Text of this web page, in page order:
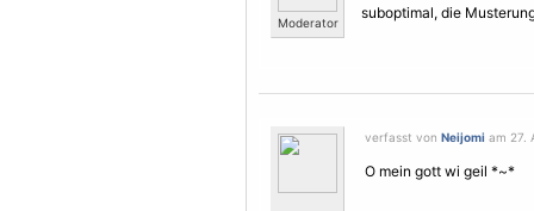
Moderator
suboptimal, die
verfasst von Neijomi am 27.
O mein gott wi geil *~*